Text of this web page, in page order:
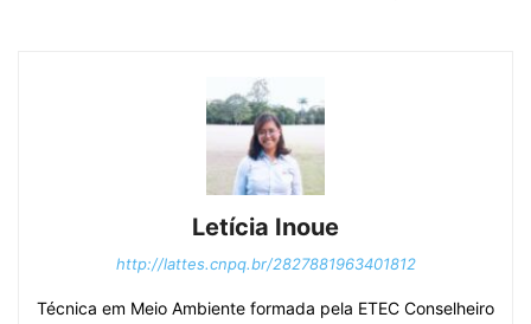
Letícia Inoue
http://lattes.cnpq.br/2827881963401812
Técnica em Meio Ambiente formada pela ETEC Conselheiro